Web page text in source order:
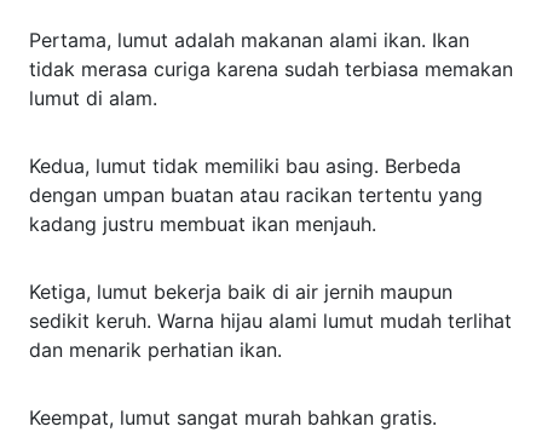
Pertama, lumut adalah makanan alami ikan. Ikan
tidak merasa curiga karena sudah terbiasa memakan
lumut di alam.
Kedua, lumut tidak memiliki bau asing. Berbeda
dengan umpan buatan atau racikan tertentu yang
kadang justru membuat ikan menjauh.
Ketiga, lumut bekerja baik di air jernih maupun
sedikit keruh. Warna hijau alami lumut mudah terlihat
dan menarik perhatian ikan.
Keempat, lumut sangat murah bahkan gratis.